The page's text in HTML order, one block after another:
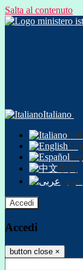
Salta al contenuto
Italiano
中文
عربى
Accedi
Accedi
button close ×